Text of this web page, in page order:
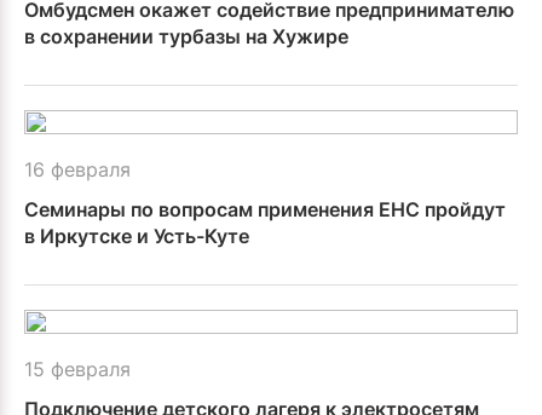
Омбудсмен окажет содействие предпринимателю
в сохранении турбазы на Хужире
16 февраля
Семинары по вопросам применения ЕНС пройдут
в Иркутске и Усть-Куте
15 февраля
Подключение детского лагеря к электросетям